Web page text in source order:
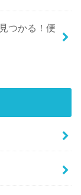
つかる！便